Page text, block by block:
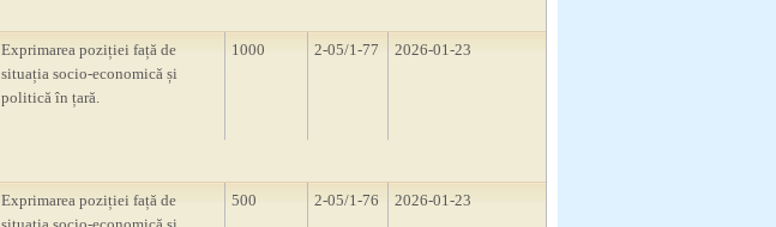
Exprimarea poziției față de
situația socio-economică și
politică în țară.
1000 2-05/1-77 2026-01-23
Exprimarea poziției față de
500 2-05/1-76 2026-01-23